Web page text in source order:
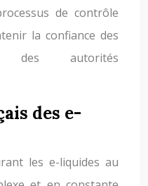
de contrôle
la confiance des
des autorités
des e-
les e-liquides au